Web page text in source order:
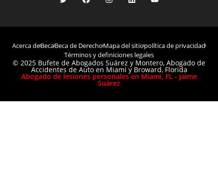
Acerca deBecaBeca de DerechoMapa del sitiopolítica de privacidad
Términos y definiciones legales
© 2025 Bufete de Abogados Suárez y Montero, Abogado de
Accidentes de Auto en Miami y Broward, Florida
Abogado de lesiones personales en Miami, FL - Jaime
Suárez